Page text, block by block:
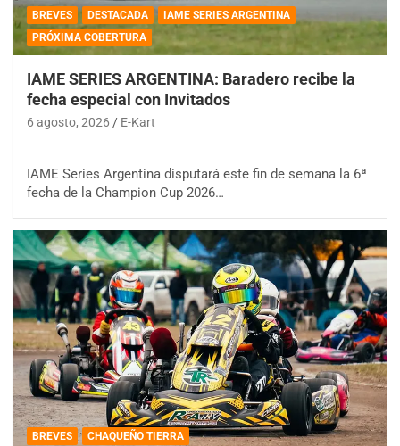
BREVES DESTACADA
IAME SERIES ARGENTINA
PRÓXIMA COBERTURA
IAME SERIES ARGENTINA: Baradero recibe la
fecha especial con Invitados
6 agosto, 2026 E-Kart
IAME Series Argentina disputará este fin de semana la 6ª
fecha de la Champion Cup 2026…
BREVES CHAQUEÑO TIERRA